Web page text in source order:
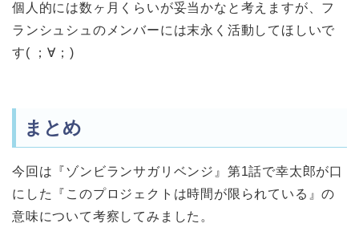
個人的には数ヶ月くらいが妥当かなと考えますが、フ
ランシュシュのメンバーには末永く活動してほしいで
す( ；∀；)
まとめ
今回は『ゾンビランサガリベンジ』第1話で幸太郎が口
にした『このプロジェクトは時間が限られている』の
意味について考察してみました。